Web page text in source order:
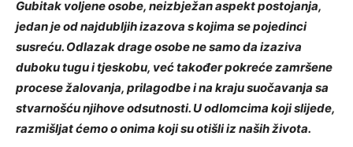
Gubitak voljene osobe, neizbježan aspekt postojanja,
jedan je od najdubljih izazova s ​​kojima se pojedinci
susreću. Odlazak drage osobe ne samo da izaziva
duboku tugu i tjeskobu, već također pokreće zamršene
procese žalovanja, prilagodbe i na kraju suočavanja sa
stvarnošću njihove odsutnosti. U odlomcima koji slijede,
razmišljat ćemo o onima koji su otišli iz naših života.